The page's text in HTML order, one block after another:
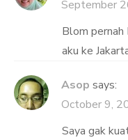
September
Blom pernah
aku ke
Asop says:
October 9,
Saya gak